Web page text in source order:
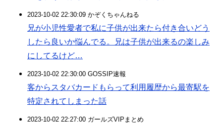
2023-10-02 22:30:09 かぞくちゃんねる
兄が小児性愛者で私に子供が出来たら付き合いどう
したら良いか悩んでる。兄は子供が出来るの楽しみ
にしてるけど…
2023-10-02 22:30:00 GOSSIP速報
客からスタバカードもらって利用履歴から最寄駅を
特定されてしまった話
2023-10-02 22:27:00 ガールズVIPまとめ